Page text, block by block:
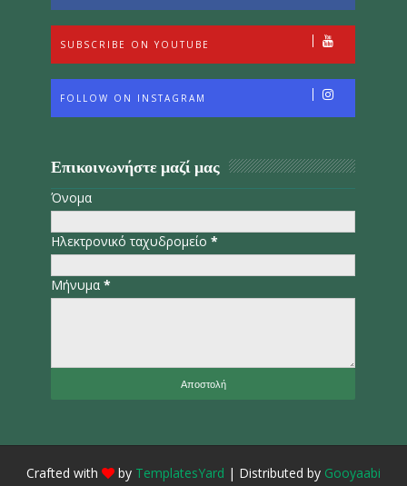
SUBSCRIBE ON YOUTUBE
FOLLOW ON INSTAGRAM
Επικοινωνήστε μαζί μας
Όνομα
Ηλεκτρονικό ταχυδρομείο*
Μήνυμα*
Crafted with by TemplatesYard | Distributed by Gooyaabi